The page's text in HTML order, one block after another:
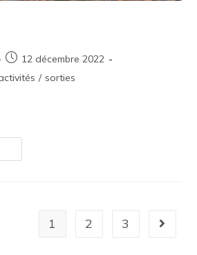
12 décembre 2022
/ sorties
1 2 3